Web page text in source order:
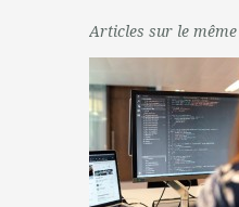
Articles sur le